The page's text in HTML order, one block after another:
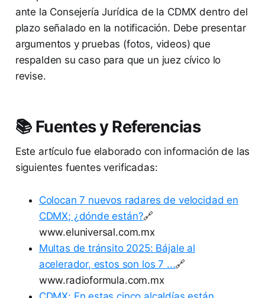
ante la Consejería Jurídica de la CDMX dentro del
plazo señalado en la notificación. Debe presentar
argumentos y pruebas (fotos, videos) que
respalden su caso para que un juez cívico lo
revise.
📚 Fuentes y Referencias
Este artículo fue elaborado con información de las
siguientes fuentes verificadas:
Colocan 7 nuevos radares de velocidad en
CDMX; ¿dónde están?🔗
www.eluniversal.com.mx
Multas de tránsito 2025: Bájale al
acelerador, estos son los 7 ...🔗
www.radioformula.com.mx